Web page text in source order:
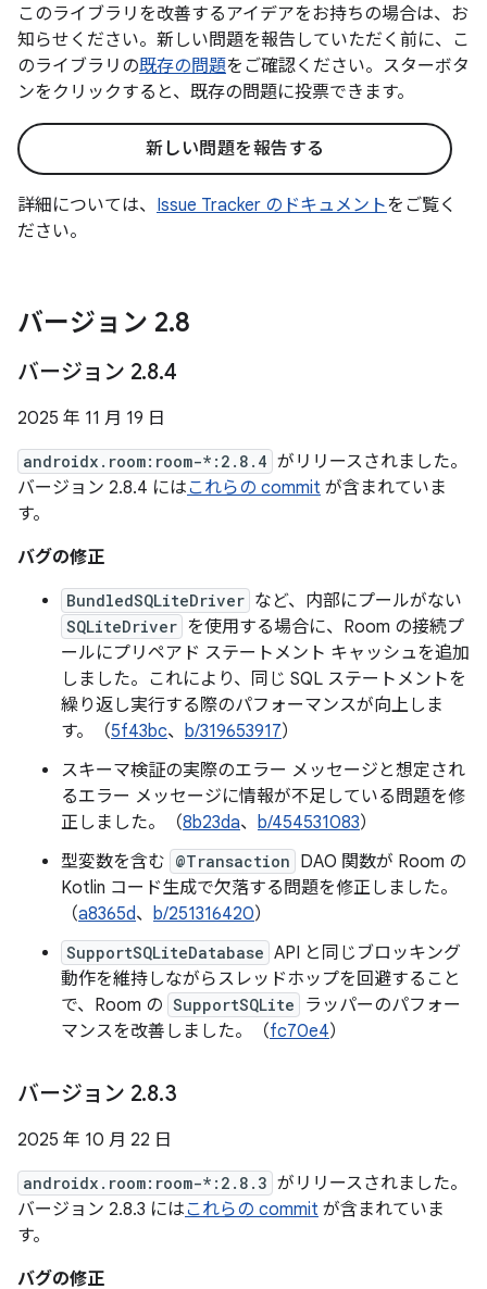
このライブラリを改善するアイデアをお持ちの場合は、お
知らせください。新しい問題を報告していただく前に、こ
のライブラリの既存の問題をご確認ください。スターボタ
ンをクリックすると、既存の問題に投票できます。
新しい問題を報告する
詳細については、 Issue Tracker のドキュメントをご覧く
ださい。
バージョン 2.8
バージョン 2.8.4
2025 年 11 月 19 日
androidx.room:room-*:2.8.4 がリリースされました。
バージョン 2.8.4 にはこれらの commit が含まれていま
す。
バグの修正
BundledSQLiteDriver など、内部にプールがない
SQLiteDriver を使用する場合に、Room の接続プ
ールにプリペアド ステートメント キャッシュを追加
しました。これにより、同じ SQL ステートメントを
繰り返し実行する際のパフォーマンスが向上しま
す。（5f43bc、 b/319653917）
スキーマ検証の実際のエラー メッセージと想定され
るエラー メッセージに情報が不足している問題を修
正しました。（8b23da、 b/454531083）
型変数を含む @Transaction DAO 関数が Room の
Kotlin コード生成で欠落する問題を修正しました。
（a8365d、 b/251316420）
SupportSQLiteDatabase API と同じブロッキング
動作を維持しながらスレッドホップを回避すること
で、Room の SupportSQLite
ラッパーのパフォー
マンスを改善しました。（fc70e4）
バージョン 2.8.3
2025 年 10 月 22 日
androidx.room:room-*:2.8.3 がリリースされました。
バージョン 2.8.3 にはこれらの commit が含まれていま
す。
バグの修正